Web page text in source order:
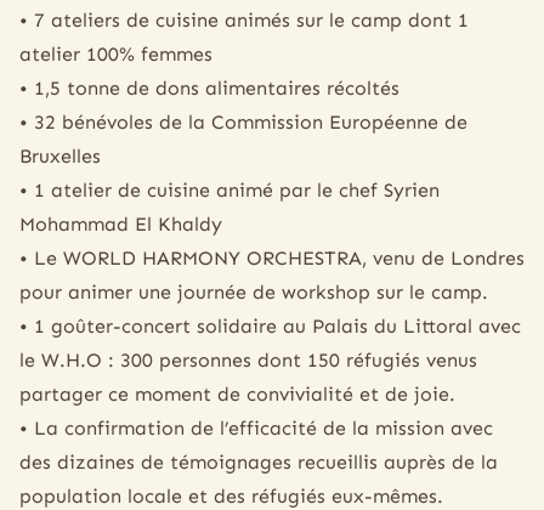
• 7 ateliers de cuisine animés sur le camp dont 1
atelier 100% femmes
• 1,5 tonne de dons alimentaires récoltés
• 32 bénévoles de la Commission Européenne de
Bruxelles
• 1 atelier de cuisine animé par le chef Syrien
Mohammad El Khaldy
• Le WORLD HARMONY ORCHESTRA, venu de Londres
pour animer une journée de workshop sur le camp.
• 1 goûter-concert solidaire au Palais du Littoral avec
le W.H.O : 300 personnes dont 150 réfugiés venus
partager ce moment de convivialité et de joie.
• La confirmation de l’efficacité de la mission avec
des dizaines de témoignages recueillis auprès de la
population locale et des réfugiés eux-mêmes.